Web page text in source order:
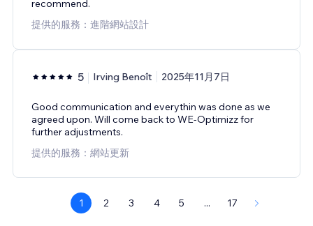
recommend.
提供的服務：進階網站設計
5 Irving Benoît 2025年11月7日
Good communication and everythin was done as we
agreed upon. Will come back to WE-Optimizz for
further adjustments.
提供的服務：網站更新
1 2 3 4 5 ... 17